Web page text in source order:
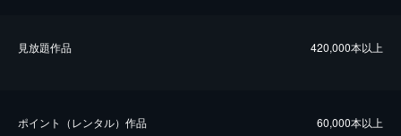
⾒放題作品 420,000本以上
ポイント（レンタル）作品 60,000本以上